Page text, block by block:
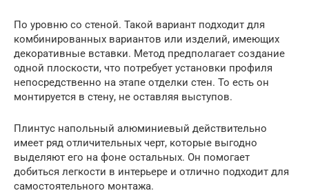
По уровню со стеной. Такой вариант подходит для
комбинированных вариантов или изделий, имеющих
декоративные вставки. Метод предполагает создание
одной плоскости, что потребует установки профиля
непосредственно на этапе отделки стен. То есть он
монтируется в стену, не оставляя выступов.
Плинтус напольный алюминиевый действительно
имеет ряд отличительных черт, которые выгодно
выделяют его на фоне остальных. Он помогает
добиться легкости в интерьере и отлично подходит для
самостоятельного монтажа.